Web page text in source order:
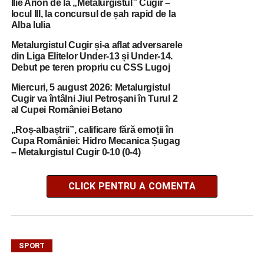
Ilie Arion de la „Metalurgistul” Cugir –
locul III, la concursul de șah rapid de la
Alba Iulia
Metalurgistul Cugir și-a aflat adversarele
din Liga Elitelor Under-13 și Under-14.
Debut pe teren propriu cu CSS Lugoj
Miercuri, 5 august 2026: Metalurgistul
Cugir va întâlni Jiul Petroșani în Turul 2
al Cupei României Betano
„Roș-albaștrii”, calificare fără emoții în
Cupa României: Hidro Mecanica Șugag
– Metalurgistul Cugir 0-10 (0-4)
CLICK PENTRU A COMENTA
SPORT